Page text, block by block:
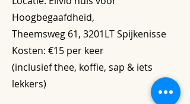
Hoogbegaafdheid,
Theemsweg 61, 3201LT Spijkenisse
Kosten: €15 per keer
(inclusief thee, koffie, sap & iets
lekkers)